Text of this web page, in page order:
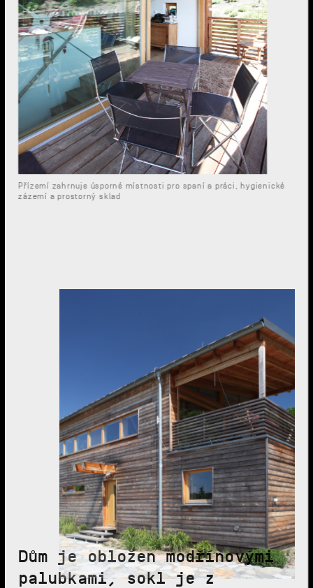
Přízemí zahrnuje úsporné místnosti pro spaní a práci, hygienické
zázemí a prostorný sklad
Dům je obložen modřínovými
palubkami, sokl je z